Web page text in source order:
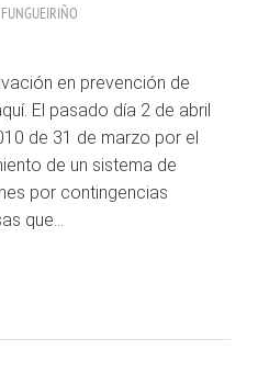
en prevención de
El pasado día 2 de abril
de 31 de marzo por el
de un sistema de
por contingencias
que...